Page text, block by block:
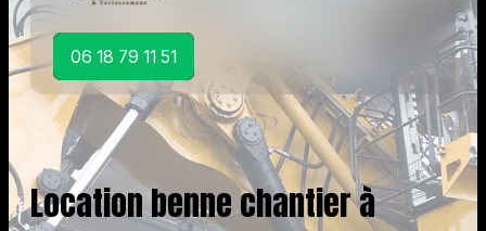
06 18 79 11 51
Location benne chantier à